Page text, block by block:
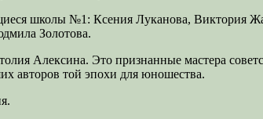
школы №1: Ксения Луканова, Виктория
Золотова.
Алексина. Это признанные мастера
авторов той эпохи для юношества.